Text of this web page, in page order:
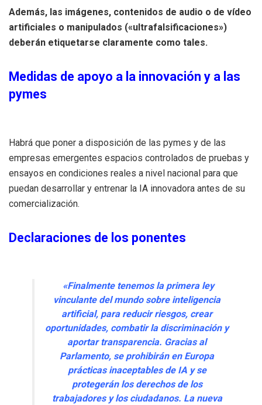
Además, las imágenes, contenidos de audio o de vídeo
artificiales o manipulados («ultrafalsificaciones»)
deberán etiquetarse claramente como tales.
Medidas de apoyo a la innovación y a las
pymes
Habrá que poner a disposición de las pymes y de las
empresas emergentes espacios controlados de pruebas y
ensayos en condiciones reales a nivel nacional para que
puedan desarrollar y entrenar la IA innovadora antes de su
comercialización.
Declaraciones de los ponentes
«Finalmente tenemos la primera ley
vinculante del mundo sobre inteligencia
artificial, para reducir riesgos, crear
oportunidades, combatir la discriminación y
aportar transparencia. Gracias al
Parlamento, se prohibirán en Europa
prácticas inaceptables de IA y se
protegerán los derechos de los
trabajadores y los ciudadanos. La nueva